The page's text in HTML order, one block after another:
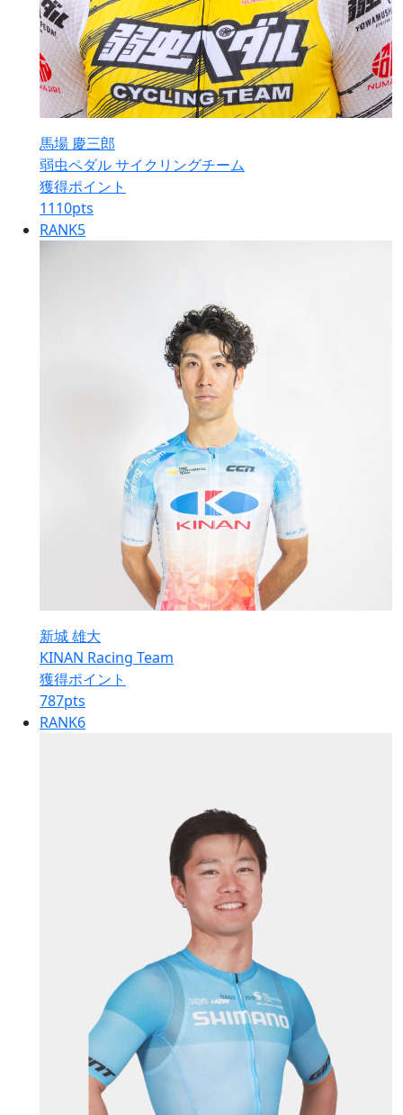
馬場 慶三郎
弱虫ペダル サイクリングチーム
獲得ポイント
1110pts
RANK5
新城 雄大
KINAN Racing Team
獲得ポイント
787pts
RANK6